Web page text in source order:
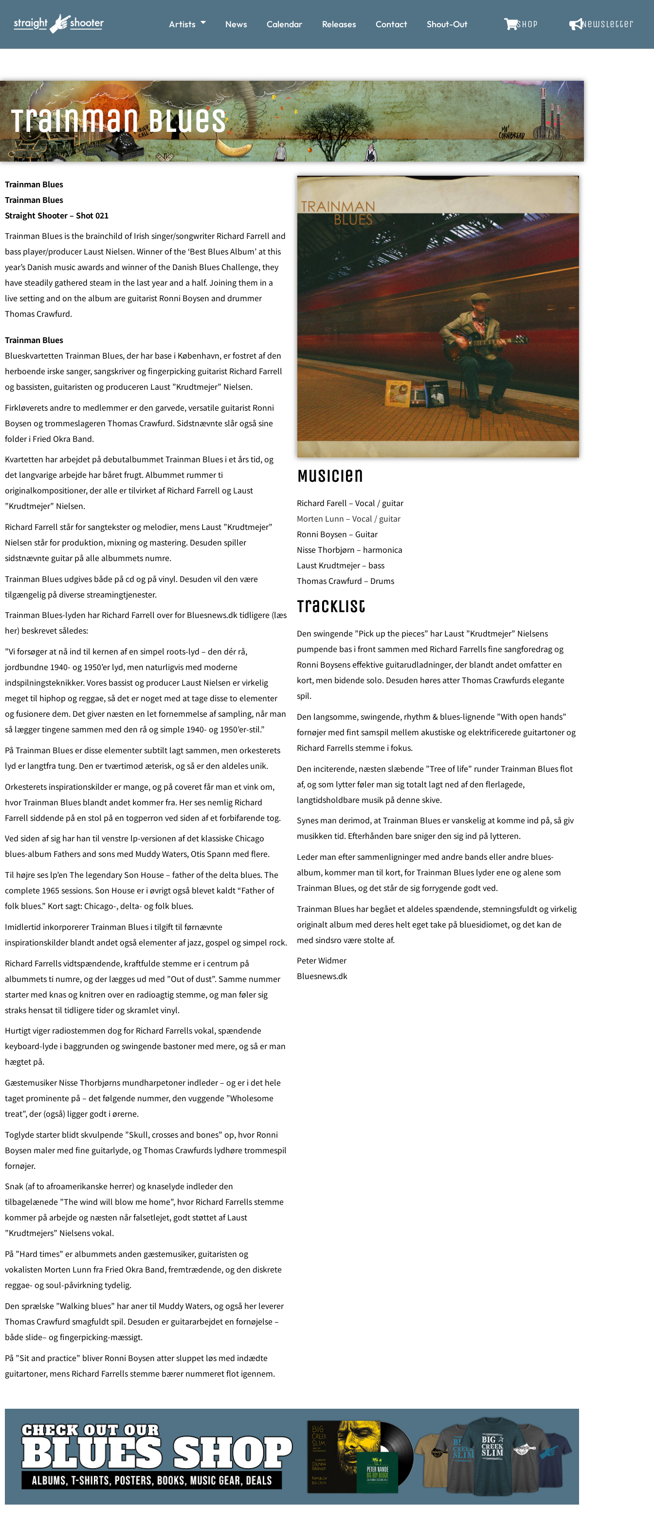
Artists News Calendar Releases Contact Shout-Out SHOP Newsletter
Trainman Blues
Trainman Blues
Trainman Blues
Straight Shooter – Shot 021
Trainman Blues is the brainchild of Irish singer/songwriter Richard Farrell and
bass player/producer Laust Nielsen. Winner of the ‘Best Blues Album’ at this
year’s Danish music awards and winner of the Danish Blues Challenge, they
have steadily gathered steam in the last year and a half. Joining them in a
live setting and on the album are guitarist Ronni Boysen and drummer
Thomas Crawfurd.
Trainman Blues
Blueskvartetten Trainman Blues, der har base i København, er fostret af den
herboende irske sanger, sangskriver og fingerpicking guitarist Richard Farrell
og bassisten, guitaristen og produceren Laust ”Krudtmejer” Nielsen.
Firkløverets andre to medlemmer er den garvede, versatile guitarist Ronni
Boysen og trommeslageren Thomas Crawfurd. Sidstnævnte slår også sine
folder i Fried Okra Band.
Kvartetten har arbejdet på debutalbummet Trainman Blues i et års tid, og
det langvarige arbejde har båret frugt. Albummet rummer ti
originalkompositioner, der alle er tilvirket af Richard Farrell og Laust
”Krudtmejer” Nielsen.
Richard Farrell står for sangtekster og melodier, mens Laust ”Krudtmejer”
Nielsen står for produktion, mixning og mastering. Desuden spiller
sidstnævnte guitar på alle albummets numre.
Trainman Blues udgives både på cd og på vinyl. Desuden vil den være
tilgængelig på diverse streamingtjenester.
Trainman Blues-lyden har Richard Farrell over for Bluesnews.dk tidligere (læs
her) beskrevet således:
”Vi forsøger at nå ind til kernen af en simpel roots-lyd – den dér rå,
jordbundne 1940- og 1950’er lyd, men naturligvis med moderne
indspilningsteknikker. Vores bassist og producer Laust Nielsen er virkelig
meget til hiphop og reggae, så det er noget med at tage disse to elementer
og fusionere dem. Det giver næsten en let fornemmelse af sampling, når man
så lægger tingene sammen med den rå og simple 1940- og 1950’er-stil.”
På Trainman Blues er disse elementer subtilt lagt sammen, men orkesterets
lyd er langtfra tung. Den er tværtimod æterisk, og så er den aldeles unik.
Orkesterets inspirationskilder er mange, og på coveret får man et vink om,
hvor Trainman Blues blandt andet kommer fra. Her ses nemlig Richard
Farrell siddende på en stol på en togperron ved siden af et forbifarende tog.
Ved siden af sig har han til venstre lp-versionen af det klassiske Chicago
blues-album Fathers and sons med Muddy Waters, Otis Spann med flere.
Til højre ses lp’en The legendary Son House – father of the delta blues. The
complete 1965 sessions. Son House er i øvrigt også blevet kaldt “Father of
folk blues.” Kort sagt: Chicago-, delta- og folk blues.
Imidlertid inkorporerer Trainman Blues i tilgift til førnævnte
inspirationskilder blandt andet også elementer af jazz, gospel og simpel rock.
Richard Farrells vidtspændende, kraftfulde stemme er i centrum på
albummets ti numre, og der lægges ud med ”Out of dust”. Samme nummer
starter med knas og knitren over en radioagtig stemme, og man føler sig
straks hensat til tidligere tider og skramlet vinyl.
Hurtigt viger radiostemmen dog for Richard Farrells vokal, spændende
keyboard-lyde i baggrunden og swingende bastoner med mere, og så er man
hægtet på.
Gæstemusiker Nisse Thorbjørns mundharpetoner indleder – og er i det hele
taget prominente på – det følgende nummer, den vuggende ”Wholesome
treat”, der (også) ligger godt i ørerne.
Toglyde starter blidt skvulpende ”Skull, crosses and bones” op, hvor Ronni
Boysen maler med fine guitarlyde, og Thomas Crawfurds lydhøre trommespil
fornøjer.
Snak (af to afroamerikanske herrer) og knaselyde indleder den
tilbagelænede ”The wind will blow me home”, hvor Richard Farrells stemme
kommer på arbejde og næsten når falsetlejet, godt støttet af Laust
”Krudtmejers” Nielsens vokal.
På ”Hard times” er albummets anden gæstemusiker, guitaristen og
vokalisten Morten Lunn fra Fried Okra Band, fremtrædende, og den diskrete
reggae- og soul-påvirkning tydelig.
Den sprælske ”Walking blues” har aner til Muddy Waters, og også her leverer
Thomas Crawfurd smagfuldt spil. Desuden er guitararbejdet en fornøjelse –
både slide– og fingerpicking-mæssigt.
På ”Sit and practice” bliver Ronni Boysen atter sluppet løs med indædte
guitartoner, mens Richard Farrells stemme bærer nummeret flot igennem.
Musicien
Richard Farell – Vocal / guitar
Morten Lunn – Vocal / guitar
Ronni Boysen – Guitar
Nisse Thorbjørn – harmonica
Laust Krudtmejer – bass
Thomas Crawfurd – Drums
Tracklist
Den swingende ”Pick up the pieces” har Laust ”Krudtmejer” Nielsens
pumpende bas i front sammen med Richard Farrells fine sangforedrag og
Ronni Boysens effektive guitarudladninger, der blandt andet omfatter en
kort, men bidende solo. Desuden høres atter Thomas Crawfurds elegante
spil.
Den langsomme, swingende, rhythm & blues-lignende ”With open hands”
fornøjer med fint samspil mellem akustiske og elektrificerede guitartoner og
Richard Farrells stemme i fokus.
Den inciterende, næsten slæbende ”Tree of life” runder Trainman Blues flot
af, og som lytter føler man sig totalt lagt ned af den flerlagede,
langtidsholdbare musik på denne skive.
Synes man derimod, at Trainman Blues er vanskelig at komme ind på, så giv
musikken tid. Efterhånden bare sniger den sig ind på lytteren.
Leder man efter sammenligninger med andre bands eller andre blues-
album, kommer man til kort, for Trainman Blues lyder ene og alene som
Trainman Blues, og det står de sig forrygende godt ved.
Trainman Blues har begået et aldeles spændende, stemningsfuldt og virkelig
originalt album med deres helt eget take på bluesidiomet, og det kan de
med sindsro være stolte af.
Peter Widmer
Bluesnews.dk